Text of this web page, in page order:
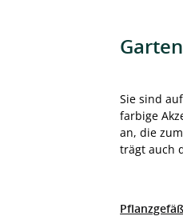
Sie sind
farbige
an, die
trägt auch